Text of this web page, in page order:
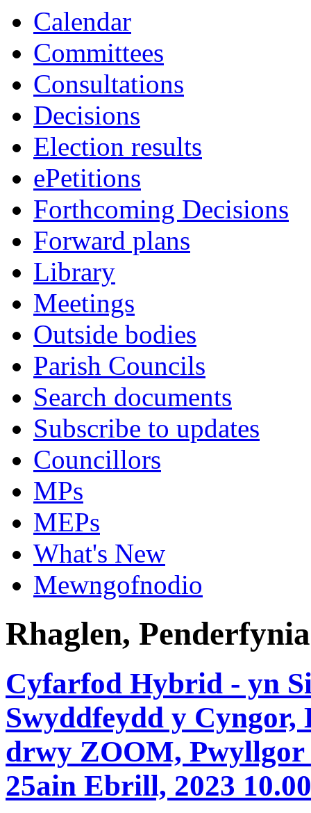
Calendar
Committees
Consultations
Decisions
Election results
ePetitions
Forthcoming Decisions
Forward plans
Library
Meetings
Outside bodies
Parish Councils
Search documents
Subscribe to updates
Councillors
MPs
MEPs
What's New
Mewngofnodio
Rhaglen,
Cyfarfod Hybrid - yn
Swyddfeydd y
drwy ZOOM,
25ain Ebrill, 2023